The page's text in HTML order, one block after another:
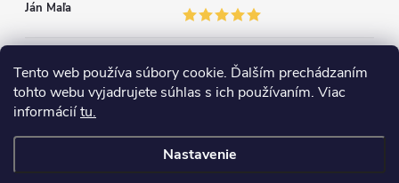
Tento web používa súbory cookie. Ďalším prechádzaním
tohto webu vyjadrujete súhlas s ich používaním. Viac
informáciítu.
Nastavenie
Ján Maľa
Môžem len povedať super,super a super nôž